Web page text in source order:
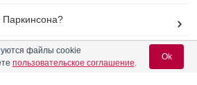
Паркинсона?
ревматологических
файлы cookie
пользовательское соглашение.
Ok